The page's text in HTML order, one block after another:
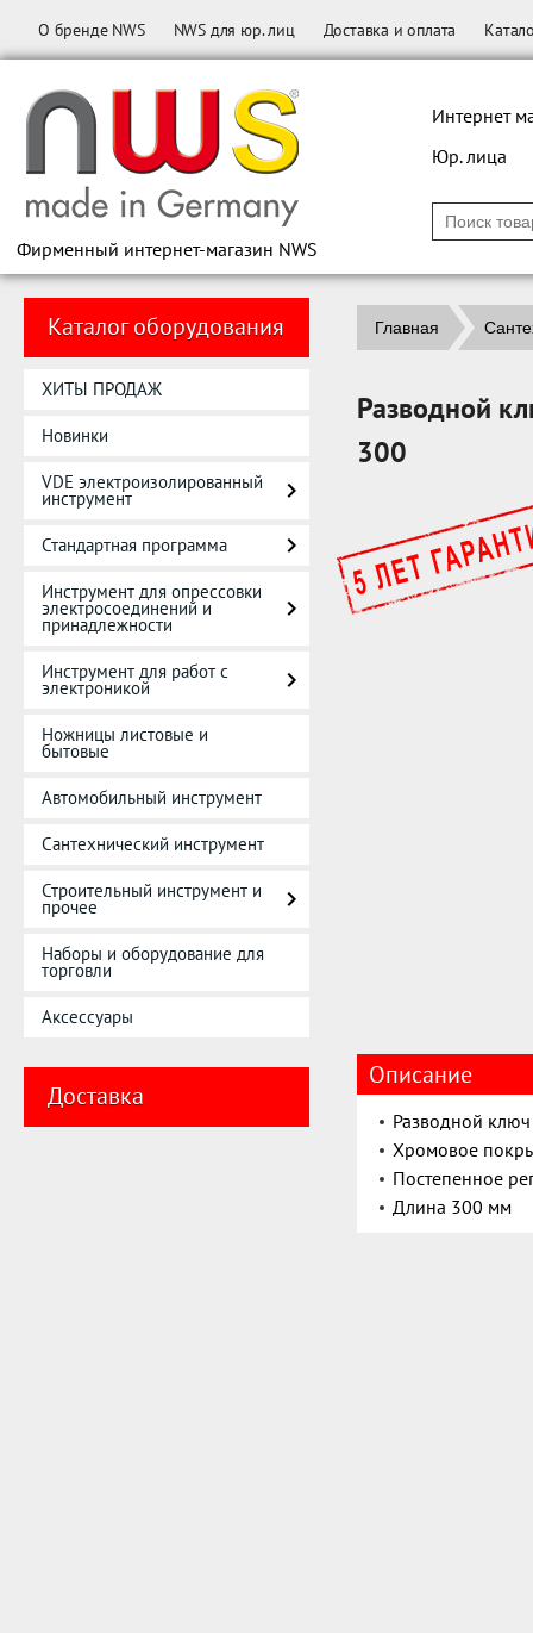
О бренде NWS NWS для юр. лиц Доставка и оплата
Фирменный интернет-магазин NWS
Интернет
Юр. лица
Каталог оборудования
ХИТЫ ПРОДАЖ
Новинки
VDE электроизолированный
инструмент
Стандартная программа
Инструмент для опрессовки
электросоединений и
принадлежности
Инструмент для работ с
электроникой
Ножницы листовые и
бытовые
Автомобильный инструмент
Сантехнический инструмент
Строительный инструмент и
прочее
Наборы и оборудование для
торговли
Аксессуары
Доставка
Главная
Разводной
300
Описание
Разводной
Хромовое
Постепенное
Длина 300 мм